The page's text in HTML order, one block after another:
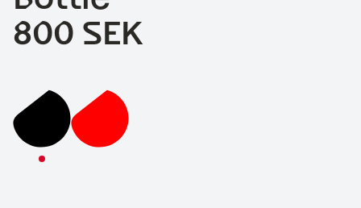
Pris:
800 SEK
Swix Insulated Drink Bottle
Swix Insulated Drink Bottle